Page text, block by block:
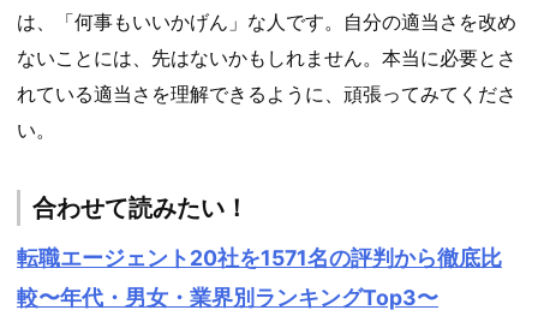
は、「何事もいいかげん」な人です。自分の適当さを改め
ないことには、先はないかもしれません。本当に必要とさ
れている適当さを理解できるように、頑張ってみてくださ
い。
合わせて読みたい！
転職エージェント20社を1571名の評判から徹底比
較〜年代・男女・業界別ランキングTop3〜